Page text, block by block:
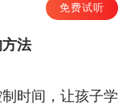
免费试听
法
时间，让孩子学